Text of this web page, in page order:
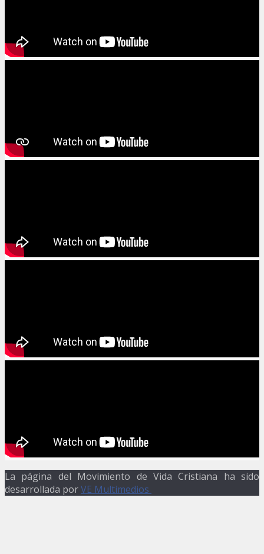
La página del Movimiento de Vida Cristiana ha sido
desarrollada porVE Multimedios